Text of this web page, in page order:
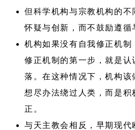
但科学机构与宗教机构的不
怀疑与创新，而不鼓励遵循
机构如果没有自我修正机
修正机制的第一步，就是
落。在这种情况下，机构该
想尽办法绕过人类，而是积
正。
与天主教会相反，早期现代